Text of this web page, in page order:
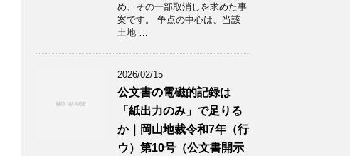
め、その一部取消しを求めた事
案です。 争点の中心は、当該
土地 …
2026/02/15
公文書の電磁的記録は
「紙出力のみ」で足りる
か｜岡山地裁令和7年（行
ウ）第10号（公文書開示